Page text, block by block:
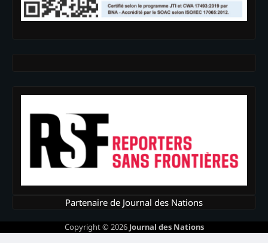
Partenaire de Journal des Nations
Copyright © 2026 Journal des Nations